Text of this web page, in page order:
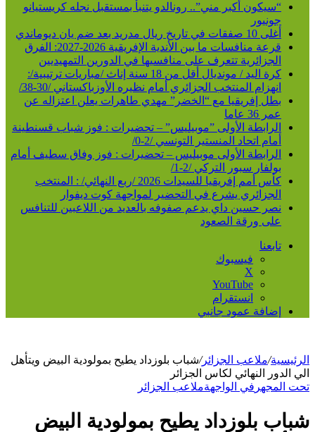
“سيكون أكبر مني”.. رونالدو يتنبأ بمستقبل نجله كريستيانو
جونيور
أغلى 10 صفقات في تاريخ ريال مدريد بعد ضم يان ديوماندي
قرعة منافسات ما بين الأندية الإفريقية 2026-2027: الفرق
الجزائرية تتعرف على منافسيها في الدورين التمهيديين
كرة اليد / مونديال أقل من 18 سنة إناث /مباريات ترتيبية/:
انهزام المنتخب الجزائري أمام نظيره الأوزباكستاني /30-38/
بطل إفريقيا مع “الخضر” مهدي طاهرات يعلن اعتزاله عن
عمر 36 عاما
الرابطة الأولى ”موبيليس” – تحضيرات : فوز شباب قسنطينة
أمام اتحاد المنستير التونسي /2-0/
الرابطة الأولى موبيليس – تحضيرات : فوز وفاق سطيف أمام
بولفار سبور التركي /2-1/
كأس أمم إفريقيا للسيدات 2026 /ربع النهائي/ : المنتخب
الجزائري يشرع في التحضير لمواجهة كوت ديفوار
نصر حسين داي يدعم صفوفه بالعديد من اللاعبين للتنافس
على ورقة الصعود
تابعنا
فيسبوك
‫X
‫YouTube
انستقرام
إضافة عمود جانبي
الرئيسية/ملاعب الجزائر/شباب بلوزداد يطيح بمولودية البيض ويتأهل
الي الدور النهائي لكاس الجزائر
تحت المجهر في الواجهةملاعب الجزائر
شباب بلوزداد يطيح بمولودية البيض